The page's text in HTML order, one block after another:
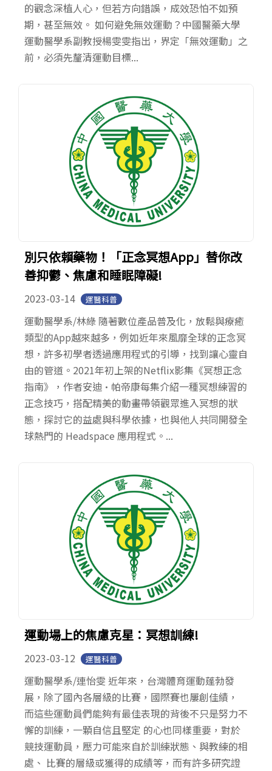
的觀念深植人心，但若方向錯誤，成效恐怕不如預
期，甚至無效。 如何避免無效運動？中國醫藥大學
運動醫學系副教授楊雯雯指出，界定「無效運動」之
前，必須先釐清運動目標...
別只依賴藥物！「正念冥想App」替你改
善抑鬱、焦慮和睡眠障礙!
2023-03-14 運醫科普
運動醫學系/林綠 隨著數位產品普及化，放鬆與療癒
類型的App越來越多，例如近年來風靡全球的正念冥
想，許多初學者透過應用程式的引導，找到讓心靈自
由的管道。2021年初上架的Netflix影集《冥想正念
指南》，作者安迪·帕帝康每集介紹一種冥想練習的
正念技巧，搭配精美的動畫帶領觀眾進入冥想的狀
態，探討它的益處與科學依據，也與他人共同開發全
球熱門的 Headspace 應用程式。...
運動場上的焦慮克星：冥想訓練!
2023-03-12 運醫科普
運動醫學系/連怡雯 近年來，台灣體育運動蓬勃發
展，除了國內各層級的比賽，國際賽也屢創佳績，
而這些運動員們能夠有最佳表現的背後不只是努力不
懈的訓練，一顆自信且堅定 的心也同樣重要，對於
競技運動員，壓力可能來自於訓練狀態、與教練的相
處、 比賽的層級或獲得的成績等，而有許多研究證